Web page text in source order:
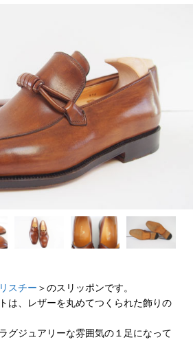
スチー ＞のスリッポンです。
は、レザーを丸めてつくられた飾りの
グジュアリーな雰囲気の１足になって